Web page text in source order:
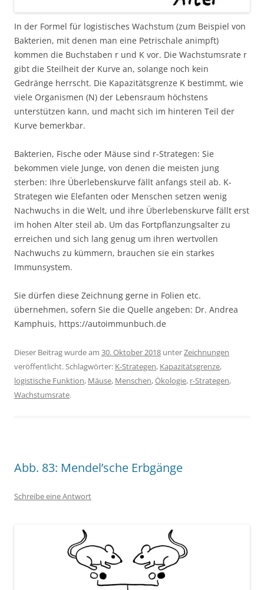
In der Formel für logistisches Wachstum (zum Beispiel von
Bakterien, mit denen man eine Petrischale animpft)
kommen die Buchstaben r und K vor. Die Wachstumsrate r
gibt die Steilheit der Kurve an, solange noch kein
Gedränge herrscht. Die Kapazitätsgrenze K bestimmt, wie
viele Organismen (N) der Lebensraum höchstens
unterstützen kann, und macht sich im hinteren Teil der
Kurve bemerkbar.
Bakterien, Fische oder Mäuse sind r-Strategen: Sie
bekommen viele Junge, von denen die meisten jung
sterben: Ihre Überlebenskurve fällt anfangs steil ab. K-
Strategen wie Elefanten oder Menschen setzen wenig
Nachwuchs in die Welt, und ihre Überlebenskurve fällt erst
im hohen Alter steil ab. Um das Fortpflanzungsalter zu
erreichen und sich lang genug um ihren wertvollen
Nachwuchs zu kümmern, brauchen sie ein starkes
Immunsystem.
Sie dürfen diese Zeichnung gerne in Folien etc.
übernehmen, sofern Sie die Quelle angeben: Dr. Andrea
Kamphuis, https://autoimmunbuch.de
Dieser Beitrag wurde am 30. Oktober 2018 unterZeichnungen
veröffentlicht. Schlagwörter: K-Strategen, Kapazitätsgrenze,
logistische Funktion, Mäuse, Menschen,Ökologie, r-Strategen,
Wachstumsrate.
Abb. 83: Mendel’sche Erbgänge
Schreibe eine Antwort